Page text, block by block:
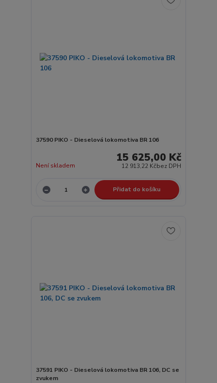
37590 PIKO - Dieselová lokomotiva BR 106
15 625,00 Kč
12 913,22 Kčbez DPH
Není skladem
Přidat do košíku
37591 PIKO - Dieselová lokomotiva BR 106, DC se
zvukem